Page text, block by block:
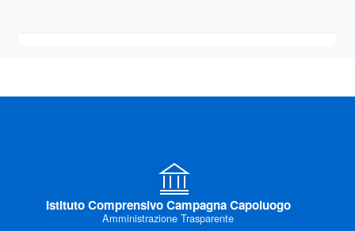
Istituto Comprensivo Campagna Capoluogo
Amministrazione Trasparente